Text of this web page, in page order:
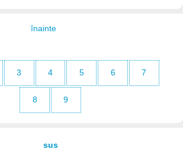
înainte
3 4 5 6 7
8 9
sus